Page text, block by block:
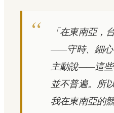
「在東南亞，
——守時、細心
主動說——這
並不普遍。所
我在東南亞的